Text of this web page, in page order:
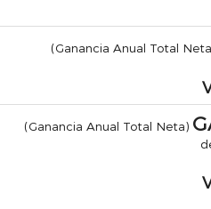
(Ganancia Anual Total
(Ganancia Anual Total Neta)